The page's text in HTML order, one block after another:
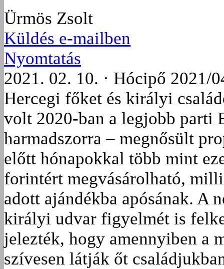
Ürmös Zsolt
Küldés e-mailben
Nyomtatás
2021. 02. 10. · Hócipő 2021/
Hercegi főket és királyi
volt 2020-ban a legjobb parti
harmadszorra – megnősült
előtt hónapokkal több mint
forintért megvásárolható,
adott ajándékba apósának. A
királyi udvar figyelmét is
jelezték, hogy amennyiben a
szívesen látják őt